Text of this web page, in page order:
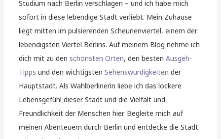
Studium nach Berlin verschlagen – und ich habe mich
sofort in diese lebendige Stadt verliebt. Mein Zuhause
liegt mitten im pulsierenden Scheunenviertel, einem der
lebendigsten Viertel Berlins. Auf meinem Blog nehme ich
dich mit zu denschönsten Orten, den bestenAusgeh-
Tipps und den wichtigstenSehenswürdigkeiten der
Hauptstadt. Als Wahlberlinerin liebe ich das lockere
Lebensgefühl dieser Stadt und die Vielfalt und
Freundlichkeit der Menschen hier. Begleite mich auf
meinen Abenteuern durch Berlin und entdecke die Stadt